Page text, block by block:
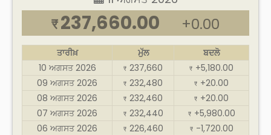
₹ 237,660.00 +0.00
ਤਾਰੀਖ਼ ਮੁੱਲ
ਬਦਲੋ
10 ਅਗਸਤ 2026
₹ 237,660 ₹ +5,180.00
09 ਅਗਸਤ 2026
₹ 232,480 ₹ +20.00
08 ਅਗਸਤ 2026
₹ 232,460 ₹ +20.00
07 ਅਗਸਤ 2026
₹ 232,440 ₹ +5,980.00
06 ਅਗਸਤ 2026
₹ 226,460 ₹ -1,720.00